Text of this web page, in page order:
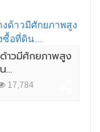
าวมีศักยภาพสูง
...
17,784